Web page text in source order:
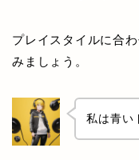
プレイスタイルに合
みましょう。
私は青い